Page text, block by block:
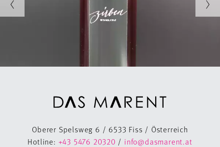
Oberer Spelsweg 6 / 6533 Fiss / Österreich
Hotline: +43 5476 20320 / info@dasmarent.at